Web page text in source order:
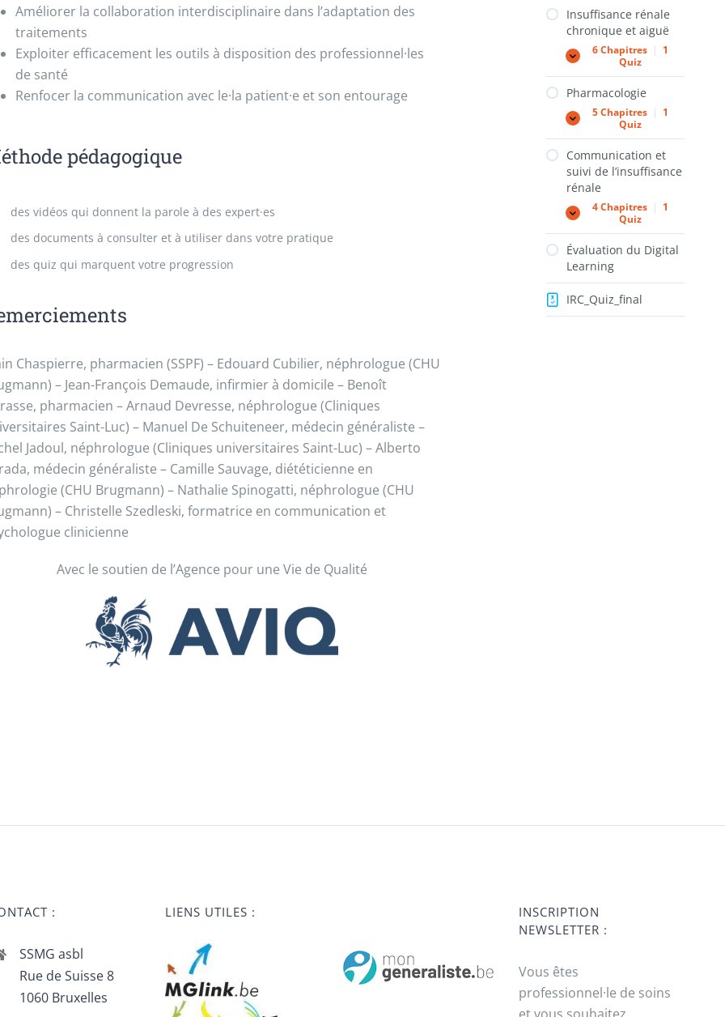
Améliorer la collaboration interdisciplinaire dans l’adaptation des
traitements
Exploiter efficacement les outils à disposition des professionnel·les
de santé
Renfocer la communication avec le·la patient·e et son entourage
pédagogique
des vidéos qui donnent la parole à des expert·es
des documents à consulter et à utiliser dans votre pratique
des quiz qui marquent votre progression
Chaspierre, pharmacien (SSPF) – Edouard Cubilier, néphrologue (CHU
– Jean-François Demaude, infirmier à domicile – Benoît
pharmacien – Arnaud Devresse, néphrologue (Cliniques
Saint-Luc) – Manuel De Schuiteneer, médecin généraliste –
Jadoul, néphrologue (Cliniques universitaires Saint-Luc) – Alberto
médecin généraliste – Camille Sauvage, diététicienne en
(CHU Brugmann) – Nathalie Spinogatti, néphrologue (CHU
– Christelle Szedleski, formatrice en communication et
clinicienne
Avec le soutien de l’Agence pour une Vie de Qualité
Insuffisance rénale
chronique et aiguë
Expand
Insuffisance
et
aiguë
6 Chapitres | 1
Quiz
Pharmacologie
Expand
Pharmacologie
5 Chapitres | 1
Quiz
Communication et
suivi de l’insuffisance
rénale
Expand
Communication
suivi
de
l’insuffisance
4 Chapitres | 1
Quiz
Évaluation du Digital
Learning
IRC_Quiz_final
:
SSMG asbl
Rue de Suisse 8
1060 Bruxelles
LIENS UTILES :
INSCRIPTION
NEWSLETTER :
Vous êtes
professionnel·le de soins